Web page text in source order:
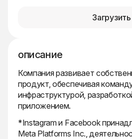
Загрузить
описание
Компания развивает
продукт, обеспечивая
инфраструктурой,
приложением.
*Instagram и Facebook
Meta Platforms Inc.,